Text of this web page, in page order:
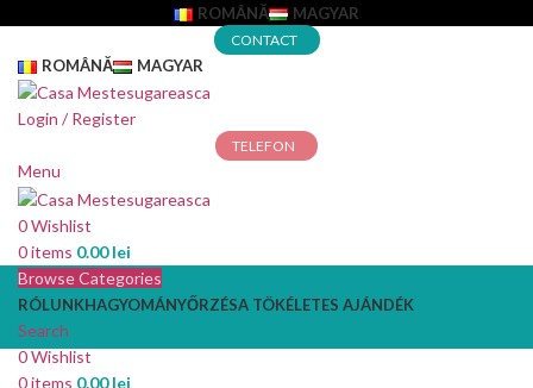
ROMÂNĂ MAGYAR
CONTACT
ROMÂNĂ MAGYAR
Login / Register
TELEFON
Menu
0Wishlist
0items 0.00lei
Browse Categories
RÓLUNKHAGYOMÁNYŐRZÉSA TÖKÉLETES AJÁNDÉK
Search
0Wishlist
0items 0.00lei